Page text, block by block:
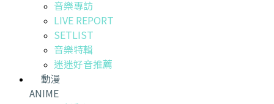
音樂專訪
LIVE REPORT
SETLIST
音樂特輯
迷迷好音推薦
動漫
ANIME